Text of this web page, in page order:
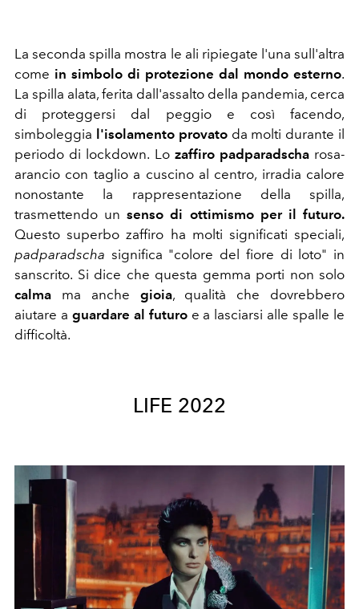
La seconda spilla mostra le ali ripiegate l'una sull'altra
come in simbolo di protezione dal mondo esterno.
La spilla alata, ferita dall'assalto della pandemia, cerca
di proteggersi dal peggio e così facendo,
simboleggia l'isolamento provatoda molti durante il
periodo di lockdown. Lo zaffiro padparadscharosa-
arancio con taglio a cuscino al centro, irradia calore
nonostante la rappresentazione della spilla,
trasmettendo unsenso di ottimismo per il futuro.
Questo superbo zaffiro ha molti significati speciali,
padparadscha significa "colore del fiore di loto" in
sanscrito. Si dice che questa gemma porti non solo
calma ma anche gioia, qualità che dovrebbero
aiutare a guardare al futuroe a lasciarsi alle spalle le
difficoltà.
LIFE 2022